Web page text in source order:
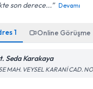
son derece...
Devamı
1 Online Görüşme
Seda Karakaya
MAH. VEYSEL KARANİ CAD.